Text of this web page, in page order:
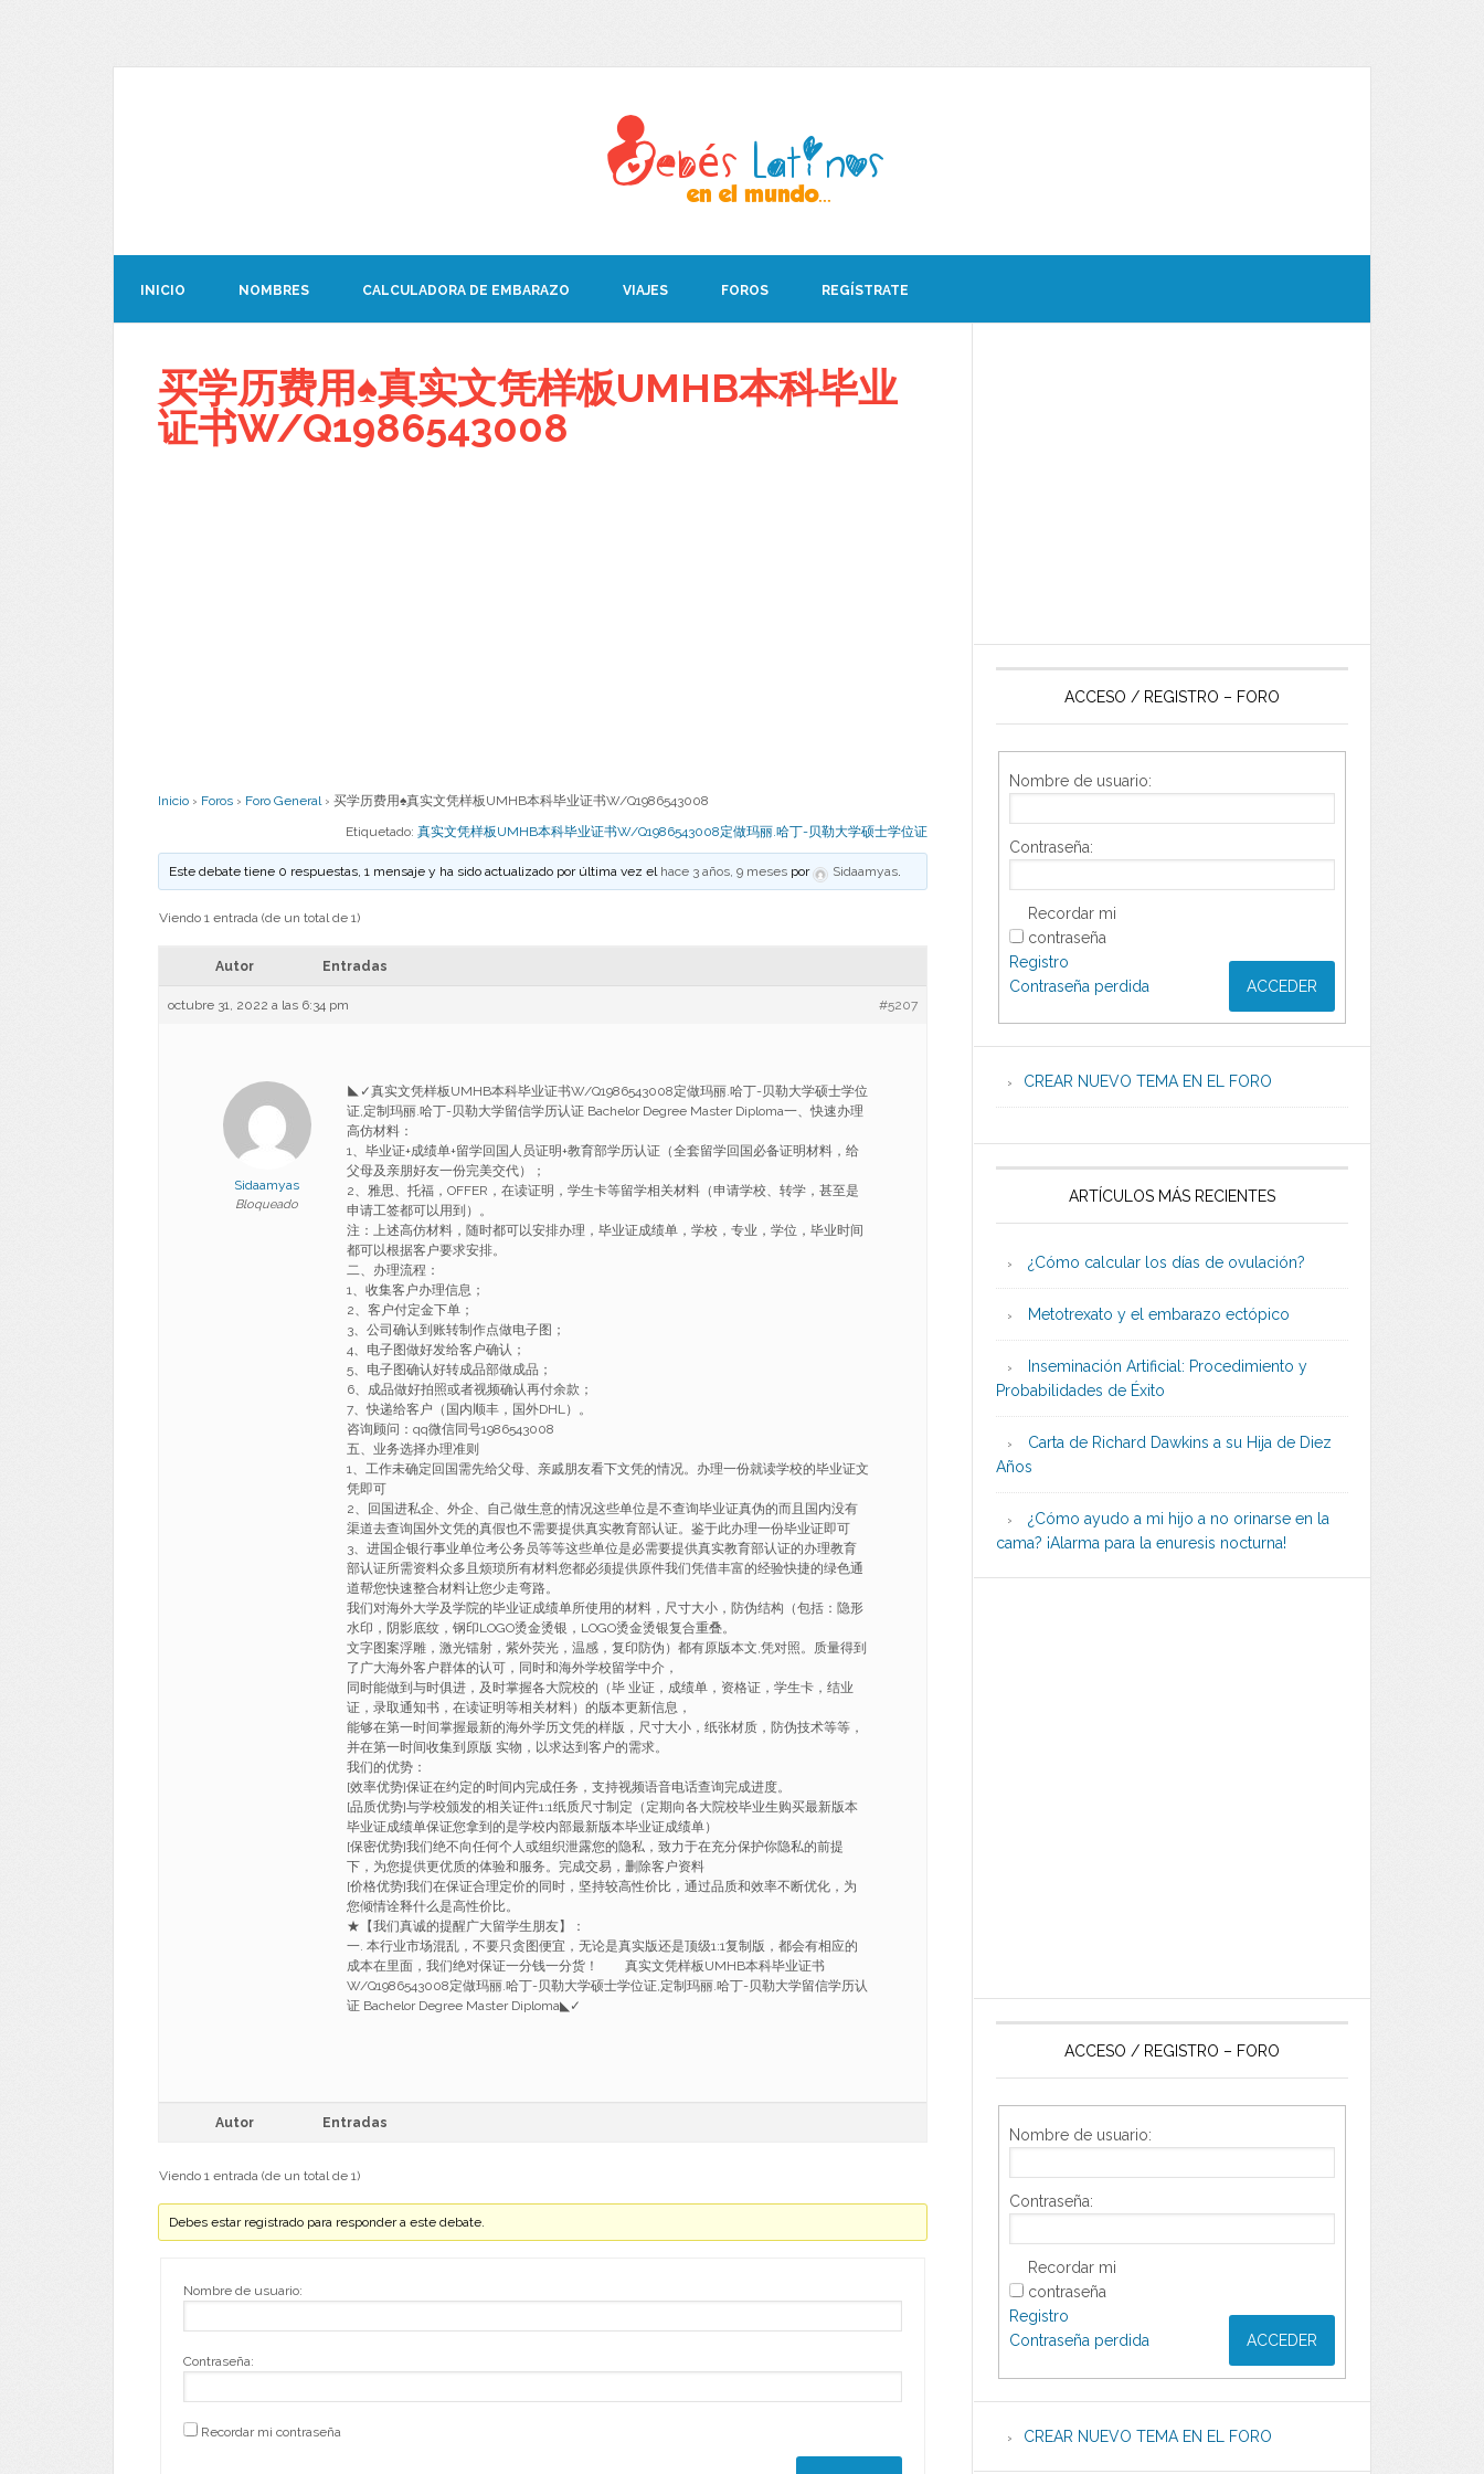
INICIO NOMBRES CALCULADORA DE EMBARAZO VIAJES FOROS REGÍSTRATE
买学历费用♠真实文凭样板UMHB本科毕业
证书W/Q1986543008
Inicio › Foros › Foro General › 买学历费用♠真实文凭样板UMHB本科毕业证书W/Q1986543008
Etiquetado: 真实文凭样板UMHB本科毕业证书W/Q1986543008定做玛丽.哈丁-贝勒大学硕士学位证
Este debate tiene 0 respuestas, 1 mensaje y ha sido actualizado por última vez el hace 3 años, 9 meses por Sidaamyas.
Viendo 1 entrada (de un total de 1)
Autor Entradas
octubre 31, 2022 a las 6:34 pm #5207
Sidaamyas
Bloqueado
◣✓真实文凭样板UMHB本科毕业证书W/Q1986543008定做玛丽.哈丁-贝勒大学硕士学位
证,定制玛丽.哈丁-贝勒大学留信学历认证 Bachelor Degree Master Diploma一、快速办理
高仿材料：
1、毕业证+成绩单+留学回国人员证明+教育部学历认证（全套留学回国必备证明材料，给
父母及亲朋好友一份完美交代）；
2、雅思、托福，OFFER，在读证明，学生卡等留学相关材料（申请学校、转学，甚至是
申请工签都可以用到）。
注：上述高仿材料，随时都可以安排办理，毕业证成绩单，学校，专业，学位，毕业时间
都可以根据客户要求安排。
二、办理流程：
1、收集客户办理信息；
2、客户付定金下单；
3、公司确认到账转制作点做电子图；
4、电子图做好发给客户确认；
5、电子图确认好转成品部做成品；
6、成品做好拍照或者视频确认再付余款；
7、快递给客户（国内顺丰，国外DHL）。
咨询顾问：qq微信同号1986543008
五、业务选择办理准则
1、工作未确定回国需先给父母、亲戚朋友看下文凭的情况。办理一份就读学校的毕业证文
凭即可
2、回国进私企、外企、自己做生意的情况这些单位是不查询毕业证真伪的而且国内没有
渠道去查询国外文凭的真假也不需要提供真实教育部认证。鉴于此办理一份毕业证即可
3、进国企银行事业单位考公务员等等这些单位是必需要提供真实教育部认证的办理教育
部认证所需资料众多且烦琐所有材料您都必须提供原件我们凭借丰富的经验快捷的绿色通
道帮您快速整合材料让您少走弯路。
我们对海外大学及学院的毕业证成绩单所使用的材料，尺寸大小，防伪结构（包括：隐形
水印，阴影底纹，钢印LOGO烫金烫银，LOGO烫金烫银复合重叠。
文字图案浮雕，激光镭射，紫外荧光，温感，复印防伪）都有原版本文,凭对照。质量得到
了广大海外客户群体的认可，同时和海外学校留学中介，
同时能做到与时俱进，及时掌握各大院校的（毕 业证，成绩单，资格证，学生卡，结业
证，录取通知书，在读证明等相关材料）的版本更新信息，
能够在第一时间掌握最新的海外学历文凭的样版，尺寸大小，纸张材质，防伪技术等等，
并在第一时间收集到原版 实物，以求达到客户的需求。
我们的优势：
[效率优势]保证在约定的时间内完成任务，支持视频语音电话查询完成进度。
[品质优势]与学校颁发的相关证件1:1纸质尺寸制定（定期向各大院校毕业生购买最新版本
毕业证成绩单保证您拿到的是学校内部最新版本毕业证成绩单）
[保密优势]我们绝不向任何个人或组织泄露您的隐私，致力于在充分保护你隐私的前提
下，为您提供更优质的体验和服务。完成交易，删除客户资料
[价格优势]我们在保证合理定价的同时，坚持较高性价比，通过品质和效率不断优化，为
您倾情诠释什么是高性价比。
★【我们真诚的提醒广大留学生朋友】：
一. 本行业市场混乱，不要只贪图便宜，无论是真实版还是顶级1:1复制版，都会有相应的
成本在里面，我们绝对保证一分钱一分货！ 真实文凭样板UMHB本科毕业证书
W/Q1986543008定做玛丽.哈丁-贝勒大学硕士学位证,定制玛丽.哈丁-贝勒大学留信学历认
证 Bachelor Degree Master Diploma◣✓
Autor Entradas
Viendo 1 entrada (de un total de 1)
Debes estar registrado para responder a este debate.
Nombre de usuario:
Contraseña:
Recordar mi contraseña
ACCESO / REGISTRO – FORO
Nombre de usuario:
Contraseña:
Recordar mi
contraseña
ACCEDER
Registro
Contraseña perdida
CREAR NUEVO TEMA EN EL FORO
ARTÍCULOS MÁS RECIENTES
¿Cómo calcular los días de ovulación?
Metotrexato y el embarazo ectópico
Inseminación Artificial: Procedimiento y
Probabilidades de Éxito
Carta de Richard Dawkins a su Hija de Diez
Años
¿Cómo ayudo a mi hijo a no orinarse en la
cama? ¡Alarma para la enuresis nocturna!
ACCESO / REGISTRO – FORO
Nombre de usuario:
Contraseña:
Recordar mi
contraseña
ACCEDER
Registro
Contraseña perdida
CREAR NUEVO TEMA EN EL FORO